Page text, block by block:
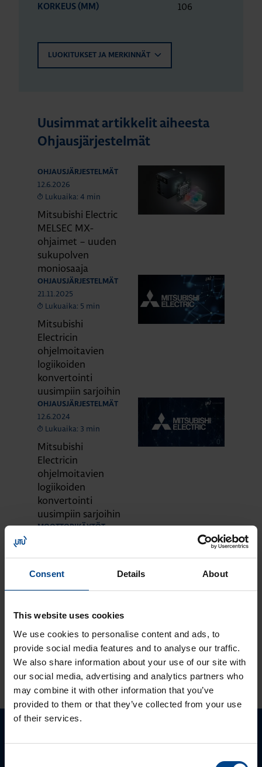
Consent Details About
This website uses cookies
We use cookies to personalise content and ads, to
provide social media features and to analyse our traffic.
We also share information about your use of our site with
our social media, advertising and analytics partners who
may combine it with other information that you’ve
provided to them or that they’ve collected from your use
of their services.
KORKEUS (MM) 106
LUOKITUKSET JA MERKINNÄT
Uusimmat artikkelit aiheesta
Ohjausjärjestelmät
OHJAUSJÄRJESTELMÄT
12.6.2026
Lukuaika: 4 min
Mitsubishi Electric
MELSEC MX-
ohjaimet – uuden
sukupolven
moniosaaja
OHJAUSJÄRJESTELMÄT
21.11.2025
Lukuaika: 5 min
Mitsubishi
Electricin
ohjelmoitavien
logiikoiden
konvertointi
uusimpiin sarjoihin
OHJAUSJÄRJESTELMÄT
12.6.2024
Lukuaika: 3 min
Mitsubishi
Electricin
ohjelmoitavien
logiikoiden
konvertointi
uusimpiin sarjoihin
MOOTTORIKÄYTÖT
MyMitsubishi web-
portaali
KATSO LISÄÄ ARTIKKELEITA
Ota yhteyttä!